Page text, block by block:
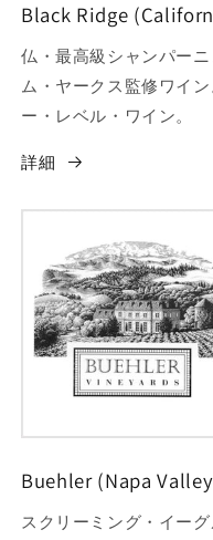
Black Ridge
仏・最高級シャンパー
ム・ヤークス監修ワイ
ー・レベル・ワイン。
詳細
Buehler (Napa
スクリーミング・イー